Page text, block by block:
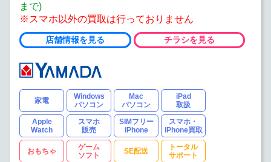
まで)
※スマホ以外の買取は行っておりません
店舗情報を見る チラシを見る
家電
Windows
パソコン
Mac
パソコン
iPad
取扱
Apple
Watch
スマホ
販売
SIMフリー
iPhone
スマホ・
iPhone買取
おもちゃ
ゲーム
ソフト
SE配送
トータル
サポート